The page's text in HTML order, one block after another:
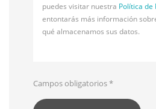
puedes visitar nuestra Política de
entontarás más información
qué almacenamos sus datos.
Campos obligatorios*